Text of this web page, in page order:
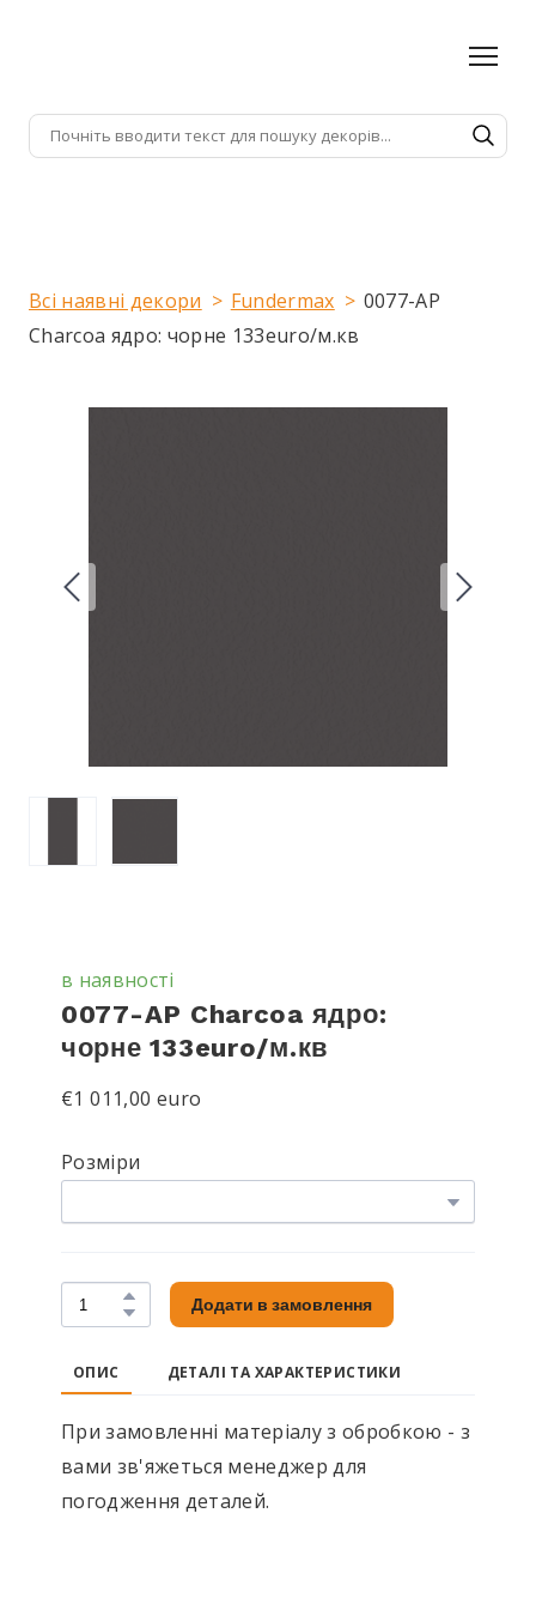
Всі наявні декори Fundermax
0077-AP
Charcoa ядро: чорне 133euro/м.кв
в наявності
0077-AP Charcoa ядро:
чорне 133euro/м.кв
€1 011,00 euro
Розміри
Додати в замовлення
ОПИС ДЕТАЛІ ТА ХАРАКТЕРИСТИКИ
При замовленні матеріалу з обробкою - з
вами зв'яжеться менеджер для
погодження деталей.